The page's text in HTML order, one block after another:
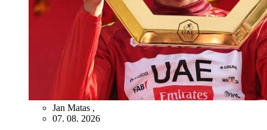
Jan Matas ,
07. 08. 2026